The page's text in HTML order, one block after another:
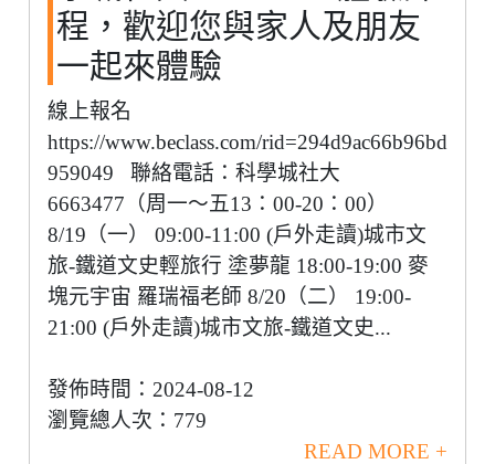
程，歡迎您與家人及朋友
一起來體驗
線上報名
https://www.beclass.com/rid=294d9ac66b96bd
959049 聯絡電話：科學城社大
6663477（周一～五13：00-20：00）
8/19（一） 09:00-11:00 (戶外走讀)城市文
旅-鐵道文史輕旅行 塗夢龍 18:00-19:00 麥
塊元宇宙 羅瑞福老師 8/20（二） 19:00-
21:00 (戶外走讀)城市文旅-鐵道文史...
發佈時間：2024-08-12
瀏覽總人次：779
READ MORE +